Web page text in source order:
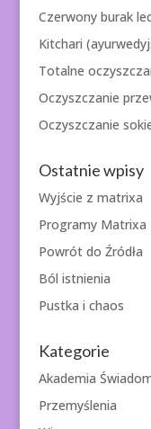
Czerwony burak
Kitchari
Totalne
Oczyszczanie
Oczyszczanie
Ostatnie wpisy
Wyjście z matrixa
Programy Matrixa
Powrót do Źródła
Ból istnienia
Pustka i chaos
Kategorie
Akademia
Przemyślenia